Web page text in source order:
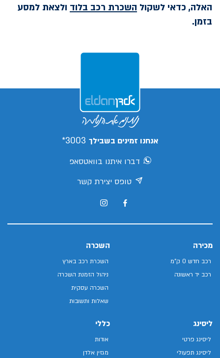
האלה, כדאי לשקול השכרת רכב בלוד ולצאת למסע
בזמן.
אנחנו זמינים בשבילך 3003*
דברו איתנו בוואטסאפ
טופס יצירת קשר
מכירה
רכב חדש 0 ק"מ
רכב יד ראשונה
השכרה
השכרת רכב בארץ
ניהול הזמנת השכרה
השכרה עסקית
שאלות ותשובות
ליסינג
ליסינג פרטי
ליסינג תפעולי
כללי
אודות
מגזין אלדן